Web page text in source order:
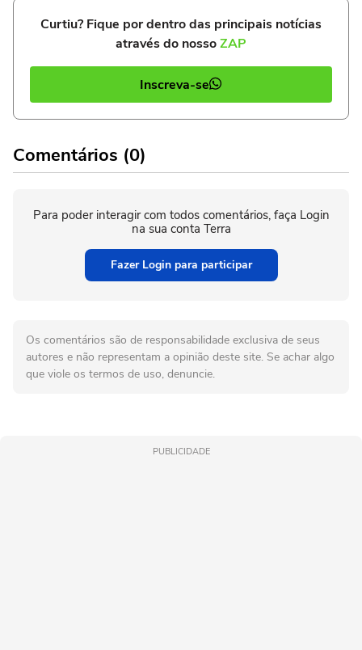
Curtiu? Fique por dentro das principais notícias
através do nossoZAP
Inscreva-se
Comentários (0)
Para poder interagir com todos comentários, faça Login
na sua conta Terra
Fazer Login para participar
Os comentários são de responsabilidade exclusiva de seus
autores e não representam a opinião deste site. Se achar algo
que viole os termos de uso, denuncie.
PUBLICIDADE